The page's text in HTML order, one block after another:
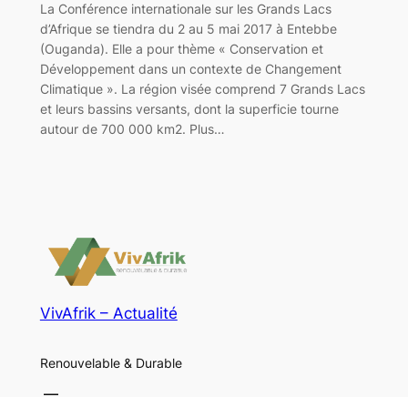
La Conférence internationale sur les Grands Lacs
d’Afrique se tiendra du 2 au 5 mai 2017 à Entebbe
(Ouganda). Elle a pour thème « Conservation et
Développement dans un contexte de Changement
Climatique ». La région visée comprend 7 Grands Lacs
et leurs bassins versants, dont la superficie tourne
autour de 700 000 km2. Plus…
VivAfrik – Actualité
Renouvelable & Durable